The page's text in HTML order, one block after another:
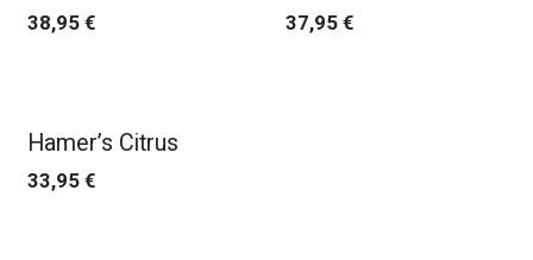
38,95 € 37,95€
Hamer’s Citrus
33,95 €